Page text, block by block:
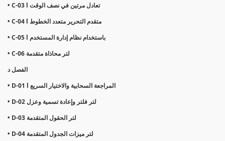
• C-03 l تعادل مرتين في نصف الوقت
• C-04 l متقدم التحرير متعدد الخطوط
• C-05 l باستخدام نظام إدارة المستخدم
• C-06 لتر محاذاة متقدمة
الفصل د
• D-01 l المراجعة السحابية والاختيار السريع
• D-02 لتر فلتر وإعادة تسمية وعزل
• D-03 لتر الحقول المتقدمة
• D-04 لتر ميزات الجدول المتقدمة